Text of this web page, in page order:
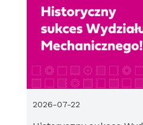
2026-07-22